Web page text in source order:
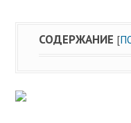
СОДЕРЖАНИЕ [